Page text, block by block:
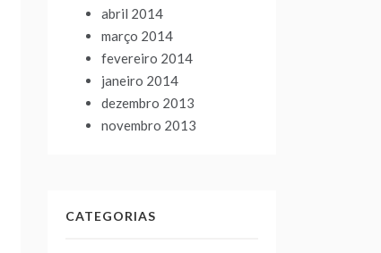
abril 2014
março 2014
fevereiro 2014
janeiro 2014
dezembro 2013
novembro 2013
CATEGORIAS